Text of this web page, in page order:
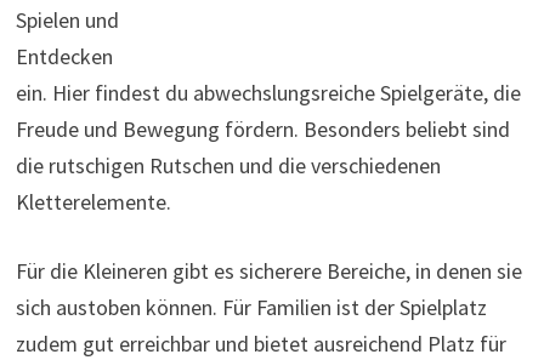
Spielen und
Entdecken
ein. Hier findest du abwechslungsreiche Spielgeräte, die
Freude und Bewegung fördern. Besonders beliebt sind
die rutschigen Rutschen und die verschiedenen
Kletterelemente.
Für die Kleineren gibt es sicherere Bereiche, in denen sie
sich austoben können. Für Familien ist der Spielplatz
zudem gut erreichbar und bietet ausreichend Platz für